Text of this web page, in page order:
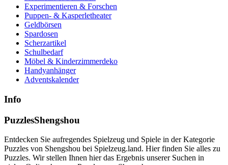
Experimentieren & Forschen
Puppen- & Kasperletheater
Geldbörsen
Spardosen
Scherzartikel
Schulbedarf
Möbel & Kinderzimmerdeko
Handyanhänger
Adventskalender
Info
PuzzlesShengshou
Entdecken Sie aufregendes Spielzeug und Spiele in der Kategorie
Puzzles von Shengshou bei Spielzeug.land. Hier finden Sie alles zu
Puzzles. Wir stellen Ihnen hier das Ergebnis unserer Suchen in